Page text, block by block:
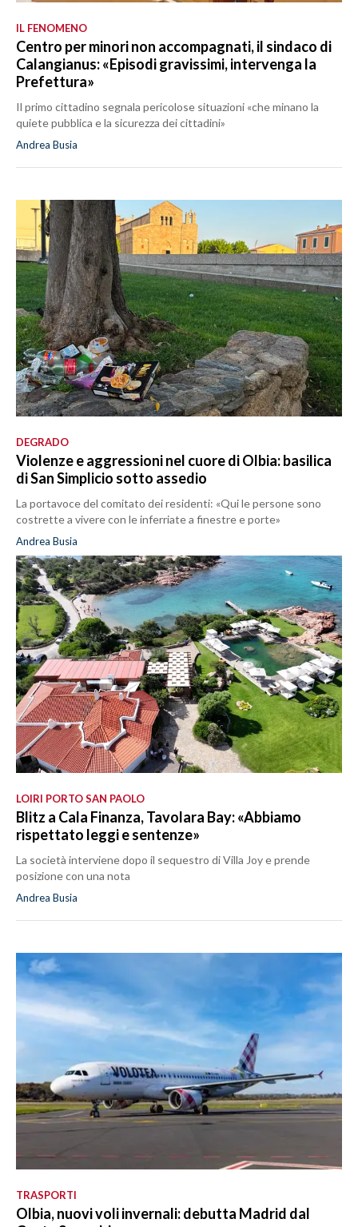
IL FENOMENO
Centro per minori non accompagnati, il sindaco di
Calangianus: «Episodi gravissimi, intervenga la
Prefettura»
Il primo cittadino segnala pericolose situazioni «che minano la
quiete pubblica e la sicurezza dei cittadini»
Andrea Busia
DEGRADO
Violenze e aggressioni nel cuore di Olbia: basilica
di San Simplicio sotto assedio
La portavoce del comitato dei residenti: «Qui le persone sono
costrette a vivere con le inferriate a finestre e porte»
Andrea Busia
LOIRI PORTO SAN PAOLO
Blitz a Cala Finanza, Tavolara Bay: «Abbiamo
rispettato leggi e sentenze»
La società interviene dopo il sequestro di Villa Joy e prende
posizione con una nota
Andrea Busia
TRASPORTI
Olbia, nuovi voli invernali: debutta Madrid dal